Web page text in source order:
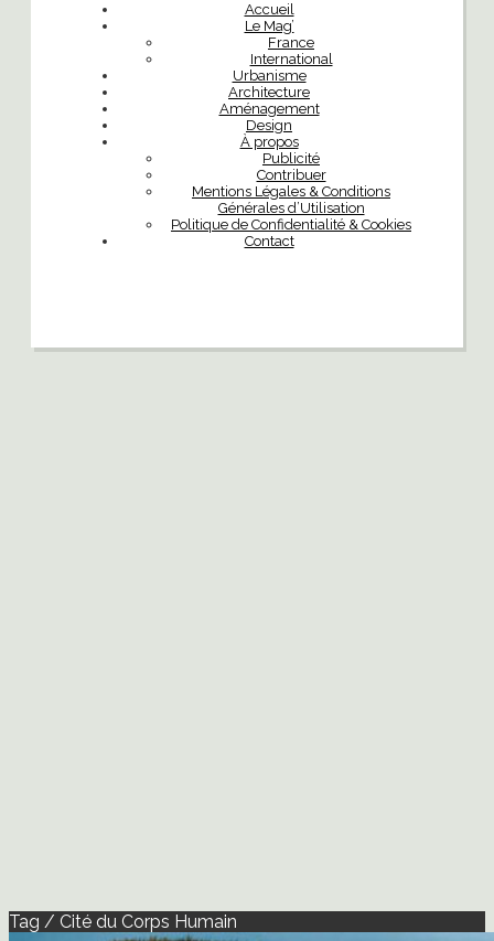
Accueil
Le Mag’
France
International
Urbanisme
Architecture
Aménagement
Design
À propos
Publicité
Contribuer
Mentions Légales & Conditions
Générales d’Utilisation
Politique de Confidentialité & Cookies
Contact
Tag / Cité du Corps Humain